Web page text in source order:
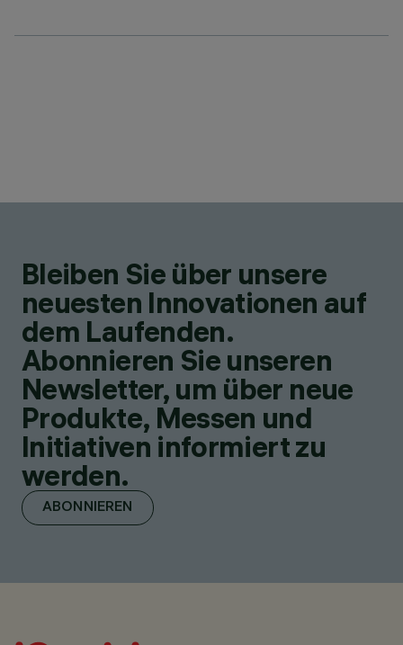
Bleiben Sie über unsere
neuesten Innovationen auf
dem Laufenden.
Abonnieren Sie unseren
Newsletter, um über neue
Produkte, Messen und
Initiativen informiert zu
werden.
ABONNIEREN